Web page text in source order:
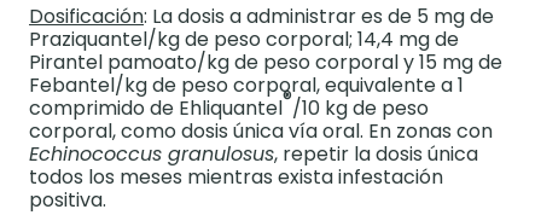
Dosificación: La dosis a administrar es de 5 mg de
Praziquantel/kg de peso corporal; 14,4 mg de
Pirantel pamoato/kg de peso corporal y 15 mg de
Febantel/kg de peso corporal, equivalente a 1
comprimido de Ehliquantel®/10 kg de peso
corporal, como dosis única vía oral. En zonas con
Echinococcus granulosus, repetir la dosis única
todos los meses mientras exista infestación
positiva.